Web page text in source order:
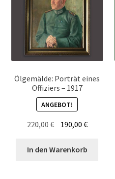
Ölgemälde: Porträt eines
Offiziers – 1917
ANGEBOT!
220,00€ Ursprünglicher
war:
190,00 €Aktueller
ist:
In den Warenkorb